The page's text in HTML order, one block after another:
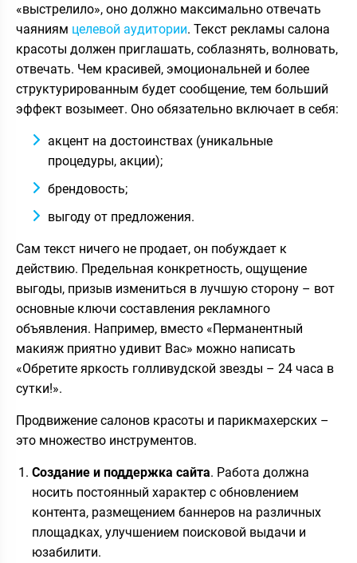
«выстрелило», оно должно максимально отвечать
чаяниям целевой аудитории. Текст рекламы салона
красоты должен приглашать, соблазнять, волновать,
отвечать. Чем красивей, эмоциональней и более
структурированным будет сообщение, тем больший
эффект возымеет. Оно обязательно включает в себя:
акцент на достоинствах (уникальные
процедуры, акции);
брендовость;
выгоду от предложения.
Сам текст ничего не продает, он побуждает к
действию. Предельная конкретность, ощущение
выгоды, призыв измениться в лучшую сторону – вот
основные ключи составления рекламного
объявления. Например, вместо «Перманентный
макияж приятно удивит Вас» можно написать
«Обретите яркость голливудской звезды – 24 часа в
сутки!».
Продвижение салонов красоты и парикмахерских –
это множество инструментов.
Создание и поддержка сайта. Работа должна
носить постоянный характер с обновлением
контента, размещением баннеров на различных
площадках, улучшением поисковой выдачи и
юзабилити.